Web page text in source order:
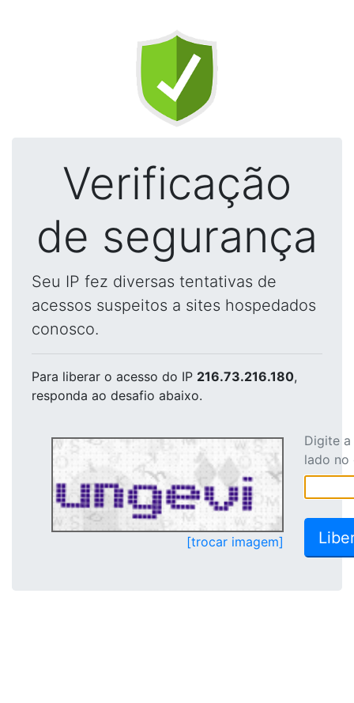
Verificação
de segurança
Seu IP fez diversas tentativas de
acessos suspeitos a sites hospedados
conosco.
Para liberar o acesso do IP 216.73.216.180,
responda ao desafio abaixo.
[trocar imagem]
Digite
lado no